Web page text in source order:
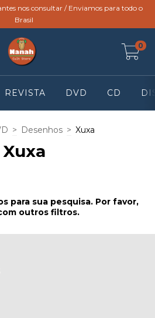
nos consultar / Enviamos para todo o
Brasil
0
REVISTA DVD CD
> Desenhos > Xuxa
Xuxa
para sua pesquisa. Por favor,
outros filtros.